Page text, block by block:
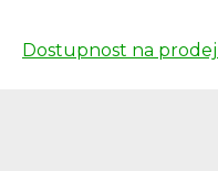
Dostupnost na